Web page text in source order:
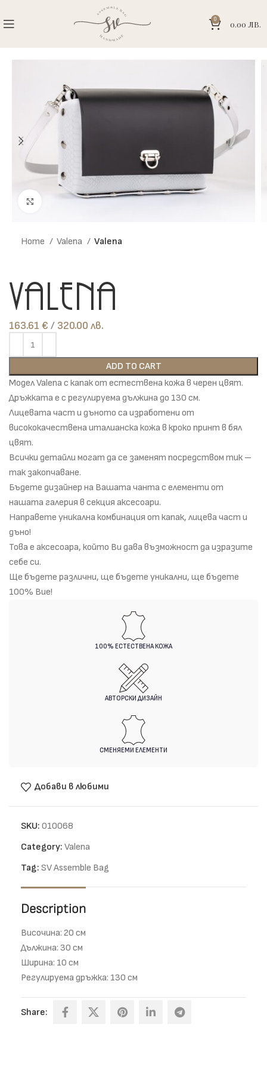
0 0.00 ЛВ.
Click to enlarge
Home Valena Valena
Valena
163.61 € лв.
ADD TO CART
Модел Valena с капак от естествена кожа в черен цвят.
Дръжката е с регулируема дължина до 130 см.
Лицевата част и дъното са изработени от
висококачествена италианска кожа в кроко принт в бял
цвят.
Всички детайли могат да се заменят посредством тик –
так закопчаване.
Бъдете дизайнер на Вашата чанта с елементи от
нашата галерия в секция аксесоари.
Направете уникална комбинация от капак, лицева част и
дъно!
Това е аксесоара, който Ви дава възможност да изразите
себе си.
Ще бъдете различни, ще бъдете уникални, ще бъдете
100% Вие!
100% ЕСТЕСТВЕНА КОЖА
АВТОРСКИ ДИЗАЙН
СМЕНЯЕМИ ЕЛЕМЕНТИ
Добави в любими
SKU: 010068
Category: Valena
Tag: SV Assemble Bag
Description
Височина: 20 см
Дължина: 30 см
Ширина: 10 см
Регулируема дръжка: 130 см
Share: